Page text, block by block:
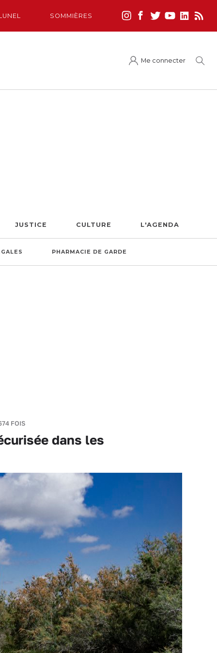
SOMMIÈRES
Me connecter
JUSTICE CULTURE L'AGENDA
PHARMACIE DE GARDE
FOIS
dans les